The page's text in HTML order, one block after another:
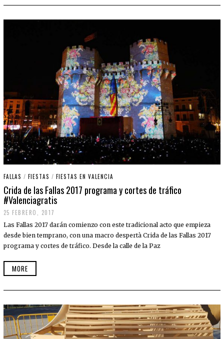
1
FALLAS / FIESTAS / FIESTAS EN VALENCIA
Crida de las Fallas 2017 programa y cortes de tráfico
#Valenciagratis
25 FEBRERO, 2017
F
E
B
R
1
7
Las Fallas 2017 darán comienzo con este tradicional acto que empieza
desde bien temprano, con una macro despertà Crida de las Fallas 2017
programa y cortes de tráfico. Desde la calle de la Paz
MORE